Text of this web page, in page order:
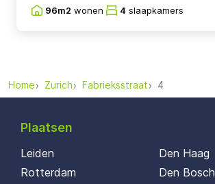
96m2 wonen 4 slaapkamers
Home Zurich Fabrieksstraat 4
Plaatsen
Leiden
Rotterdam
Den Haag
Den Bosch